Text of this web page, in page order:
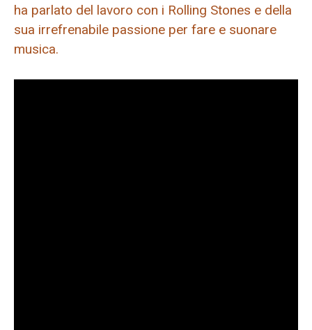
ha parlato del lavoro con i Rolling Stones e della
sua irrefrenabile passione per fare e suonare
musica.